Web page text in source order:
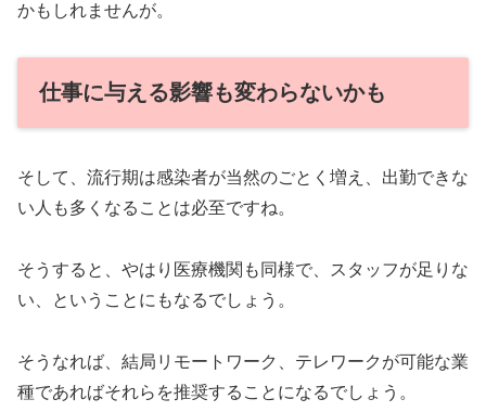
かもしれませんが。
仕事に与える影響も変わらないかも
そして、流行期は感染者が当然のごとく増え、出勤できな
い人も多くなることは必至ですね。
そうすると、やはり医療機関も同様で、スタッフが足りな
い、ということにもなるでしょう。
そうなれば、結局リモートワーク、テレワークが可能な業
種であればそれらを推奨することになるでしょう。